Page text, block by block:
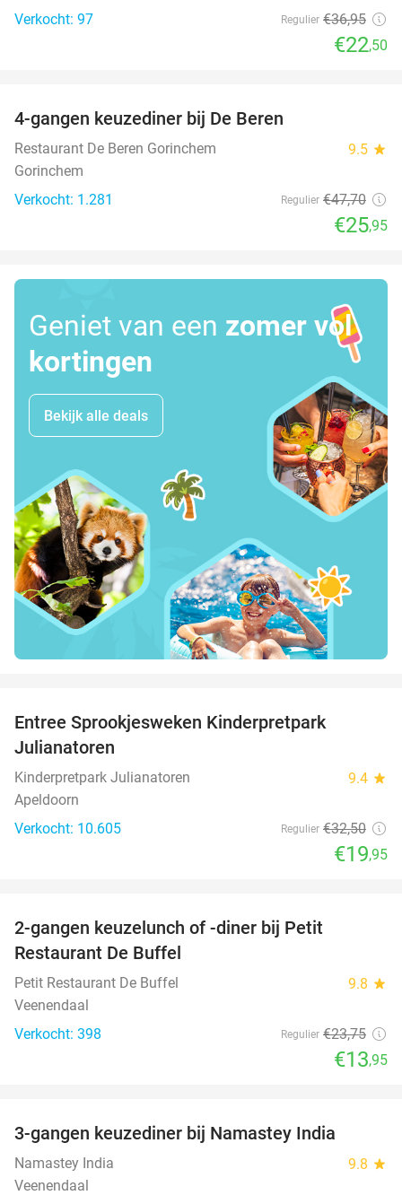
Verkocht: 97
Regulier €36,95
€22,50
4-gangen keuzediner bij De Beren
Restaurant De Beren Gorinchem 9.5 star
Gorinchem
Verkocht: 1.281
Regulier €47,70
€25,95
Geniet van een zomer vol
kortingen
Bekijk alle deals
Entree Sprookjesweken Kinderpretpark
Julianatoren
Kinderpretpark Julianatoren 9.4 star
Apeldoorn
Verkocht: 10.605
Regulier €32,50
€19,95
2-gangen keuzelunch of -diner bij Petit
Restaurant De Buffel
Petit Restaurant De Buffel 9.8 star
Veenendaal
Verkocht: 398
Regulier €23,75
€13,95
3-gangen keuzediner bij Namastey India
Namastey India 9.8 star
Veenendaal